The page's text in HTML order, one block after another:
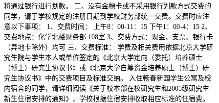
将通过银行进行划款。 二、没有金穗卡或不采用银行划款方式交费的
同学，请于学校规定的注册日期到学校财务部统一交费。交费时应注
意以下事项： 1、交费时间： 上午8：00-11：15 下午1：00-4：15 2、
交费地点：化学北楼财务部 108室 3、交费方式：现金、支票、银行卡
（异地卡除外）均可 三、交费标准： 学费及相关费用依据北京大学研
究生院与学生本人或单位签定的《北京大学定向（委托）培养硕士
（博士）研究生协议书》或《北京大学自筹资金培养硕士（博士）研
究生协议书》中的交费项目及标准交纳。 入住畅春新园学生公寓及校
内宿舍的同学，请详细阅读《关于校本部在校研究生和2005级研究生
新生住宿安排的通知》，学校根据住宿安排收取相应标准的住宿费。